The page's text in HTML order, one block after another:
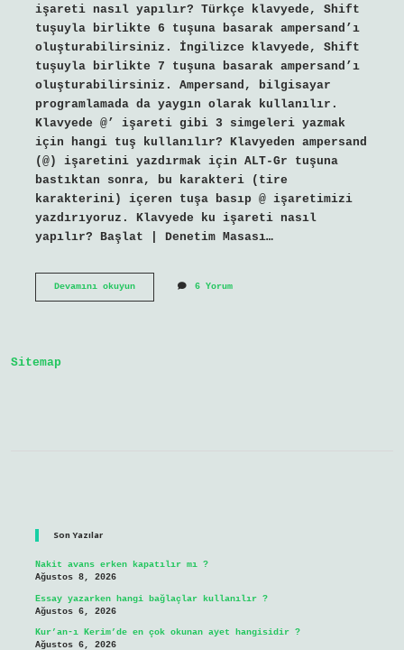
işareti nasıl yapılır? Türkçe klavyede, Shift
tuşuyla birlikte 6 tuşuna basarak ampersand’ı
oluşturabilirsiniz. İngilizce klavyede, Shift
tuşuyla birlikte 7 tuşuna basarak ampersand’ı
oluşturabilirsiniz. Ampersand, bilgisayar
programlamada da yaygın olarak kullanılır.
Klavyede @’ işareti gibi 3 simgeleri yazmak
için hangi tuş kullanılır? Klavyeden ampersand
(@) işaretini yazdırmak için ALT-Gr tuşuna
bastıktan sonra, bu karakteri (tire
karakterini) içeren tuşa basıp @ işaretimizi
yazdırıyoruz. Klavyede ku işareti nasıl
yapılır? Başlat | Denetim Masası…
Devamını okuyunBilgisayarda6 Yorum
Sitemap
Son Yazılar
Nakit avans erken kapatılır mı ?
Ağustos 8, 2026
Essay yazarken hangi bağlaçlar kullanılır ?
Ağustos 6, 2026
Kur’an-ı Kerim’de en çok okunan ayet hangisidir ?
Ağustos 6, 2026